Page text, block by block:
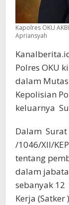
Kapolres OKU
Apriansyah
Polres OKU
dalam
Kepolisian
keluarnya
Dalam Surat
/1046/XII/
tentang
dalam
sebanyak
Kerja (Satker